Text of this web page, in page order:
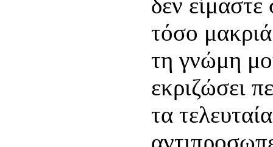
τόσο
τη γνώμη
εκριζώσει
τα